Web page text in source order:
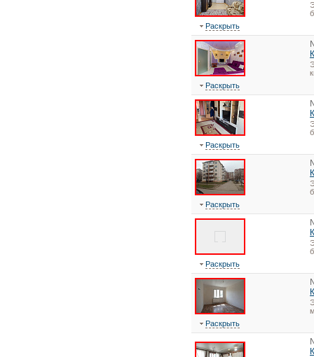
Раскрыть
Раскрыть
Раскрыть
Раскрыть
Раскрыть
Раскрыть